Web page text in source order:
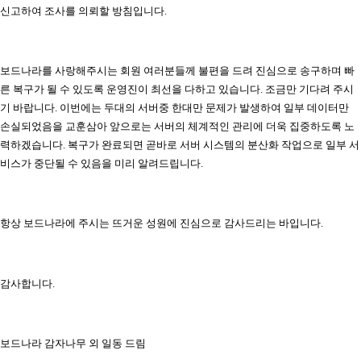
신고하여 조사를 의뢰할 방침입니다.
보드나라를 사랑해주시는 회원 여러분들께 불편을 드려 진심으로 송구하며 빠
른 복구가 될 수 있도록 운영진이 최선을 다하고 있습니다. 조금만 기다려 주시
기 바랍니다. 이번에는 두대의 서버중 한대만 문제가 발생하여 일부 데이터만
손실되었음을 교훈삼아 앞으로는 서버의 체계적인 관리에 더욱 집중하도록 노
력하겠습니다. 복구가 완료되면 곧바로 서버 시스템의 분산화 작업으로 일부 서
비스가 중단될 수 있음을 미리 알려드립니다.
항상 보드나라에 주시는 뜨거운 성원에 진심으로 감사드리는 바입니다.
감사합니다.
보드나라 감자나무 외 일동 드림